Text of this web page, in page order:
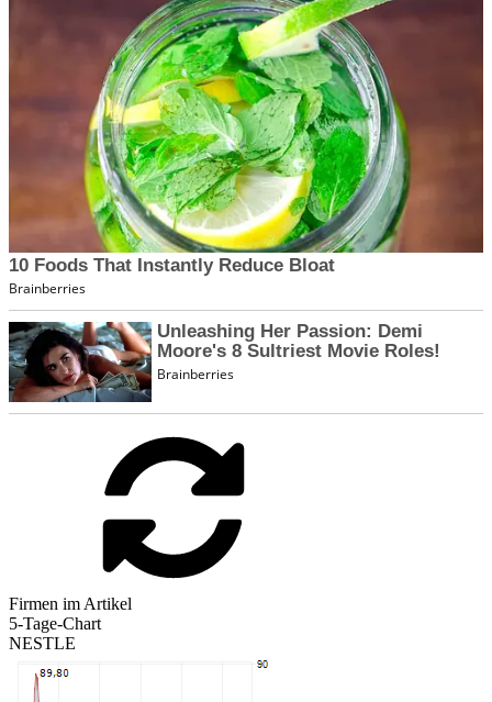
Firmen im Artikel
5-Tage-Chart
NESTLE